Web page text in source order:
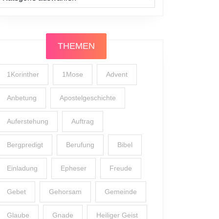
THEMEN
1Korinther 1Mose Advent
Anbetung Apostelgeschichte
Auferstehung Auftrag
Bergpredigt Berufung Bibel
Einladung Epheser Freude
Gebet Gehorsam Gemeinde
Glaube Gnade Heiliger Geist